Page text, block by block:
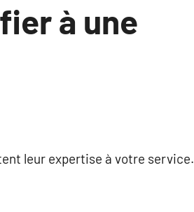
à une
leur expertise à votre service.